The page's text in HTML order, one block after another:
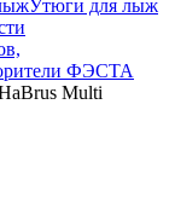
Утюги для лыж
ФЭСТА
Multi